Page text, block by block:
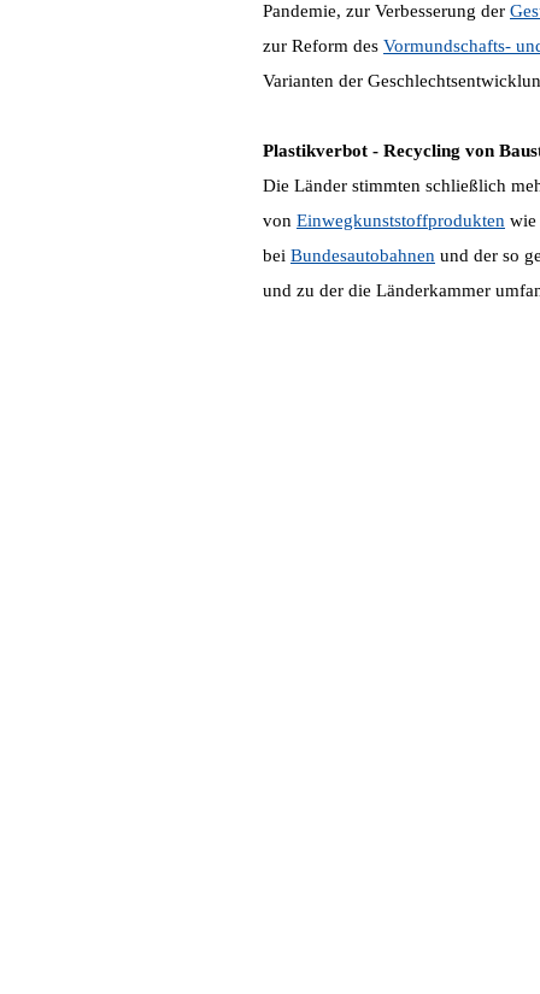
Pandemie, zur Verbesserung der
zur Reform des Vormundschafts-
Varianten der
Plastikverbot - Recycling von
Die Länder stimmten schließlich
von Einwegkunststoffprodukten wie
bei Bundesautobahnen und der so
und zu der die Länderkammer